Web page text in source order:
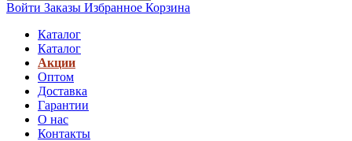
Войти Заказы Избранное Корзина
Каталог
Каталог
Акции
Оптом
Доставка
Гарантии
О нас
Контакты